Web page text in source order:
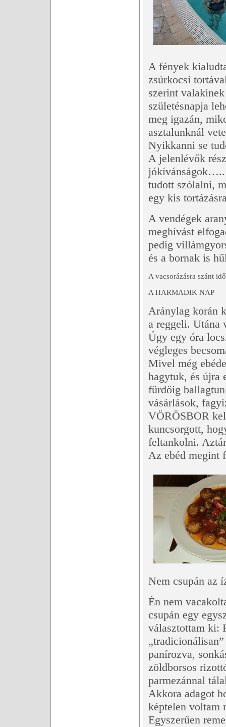
A fények
zsúrkocsi
szerint
születésnapja
meg igazán,
asztalunknál
Nyikkanni se
A jelenlévők
jókívánságok…..
tudott szólalni,
egy kis
A vendégek
meghívást
pedig
és a bornak is
A vacsorázásra szánt
A HARMADIK NAP
Aránylag korán
a reggeli. Utána
Úgy egy óra
végleges
Mivel még
hagytuk, és újra
fürdőig
vásárlások,
VÖRÖSBOR
kuncsorgott,
feltankolni.
Az ebéd megint
Nem csupán az
Én nem
csupán egy
választottam ki:
panírozva,
zöldborsos
parmezánnal
Akkora adagot
képtelen voltam
Egyszerűen